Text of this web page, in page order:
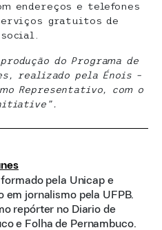
endereços e telefones
gratuitos de
do Programa de
realizado pela Énois –
Representativo, com o
pela Unicap e
em jornalismo pela UFPB.
repórter no Diario de
e Folha de Pernambuco.